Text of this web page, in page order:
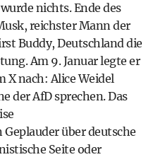
nichts. Ende des
reichster Mann der
Buddy, Deutschland die
Am 9. Januar legte er
nach: Alice Weidel
der AfD sprechen. Das
über deutsche
Seite oder